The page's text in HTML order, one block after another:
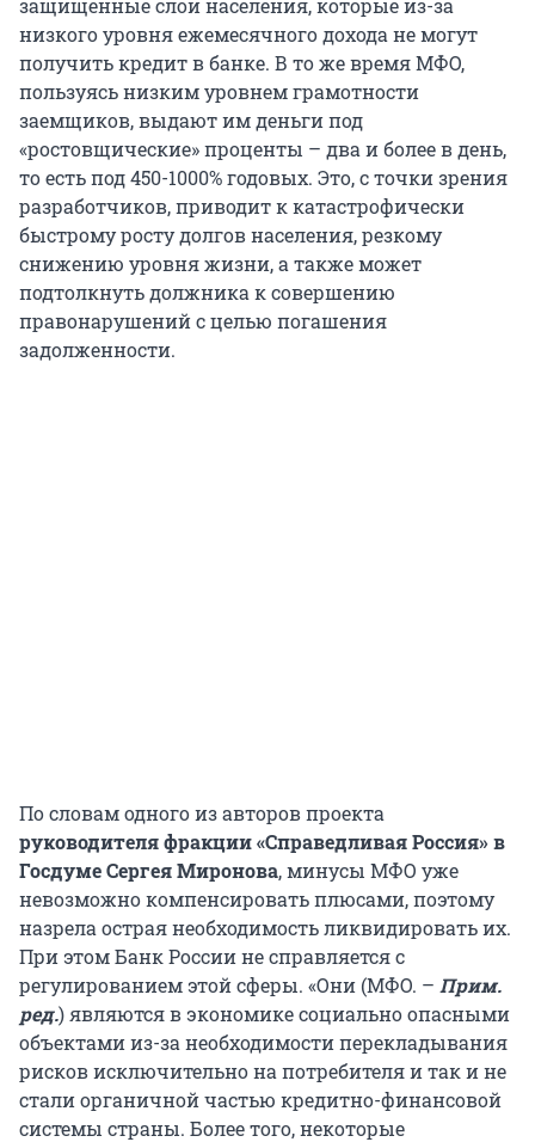
низкого уровня ежемесячного дохода не могут
получить кредит в банке. В то же время МФО,
пользуясь низким уровнем грамотности
заемщиков, выдают им деньги под
«ростовщические» проценты – два и более в день,
то есть под 450-1000% годовых. Это, с точки зрения
разработчиков, приводит к катастрофически
быстрому росту долгов населения, резкому
снижению уровня жизни, а также может
подтолкнуть должника к совершению
правонарушений с целью погашения
задолженности.
По словам одного из авторов проекта
руководителя фракции «Справедливая Россия» в
Госдуме Сергея Миронова, минусы МФО уже
невозможно компенсировать плюсами, поэтому
назрела острая необходимость ликвидировать их.
При этом Банк России не справляется с
регулированием этой сферы. «Они (МФО. – Прим.
ред.) являются в экономике социально опасными
объектами из-за необходимости перекладывания
рисков исключительно на потребителя и так и не
стали органичной частью кредитно-финансовой
системы страны. Более того, некоторые